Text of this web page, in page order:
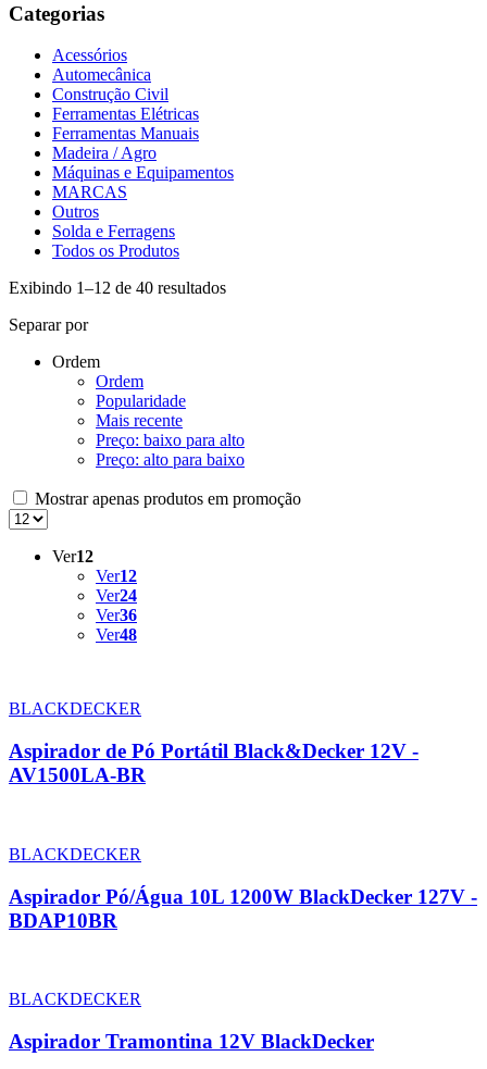
Categorias
Acessórios
Automecânica
Construção Civil
Ferramentas Elétricas
Ferramentas Manuais
Madeira / Agro
Máquinas e Equipamentos
MARCAS
Outros
Solda e Ferragens
Todos os Produtos
Exibindo 1–12 de 40 resultados
Separar por
Ordem
Ordem
Popularidade
Mais recente
Preço: baixo para alto
Preço: alto para baixo
Mostrar apenas produtos em promoção
Ver12
Ver12
Ver24
Ver36
Ver48
BLACKDECKER
Aspirador de Pó Portátil Black&Decker 12V -
AV1500LA-BR
BLACKDECKER
Aspirador Pó/Água 10L 1200W BlackDecker 127V -
BDAP10BR
BLACKDECKER
Aspirador Tramontina 12V BlackDecker